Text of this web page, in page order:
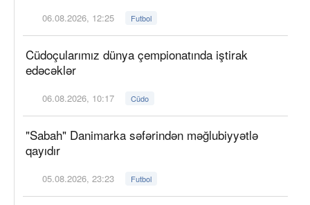
06.08.2026, 12:25 Futbol
Cüdoçularımız dünya çempionatında iştirak
edəcəklər
06.08.2026, 10:17 Cüdo
"Sabah" Danimarka səfərindən məğlubiyyətlə
qayıdır
05.08.2026, 23:23 Futbol